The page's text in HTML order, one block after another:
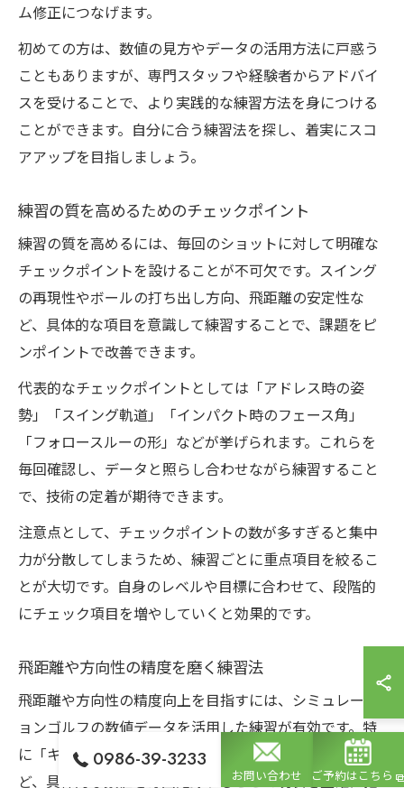
ム修正につなげます。
初めての方は、数値の見方やデータの活用方法に戸惑う
こともありますが、専門スタッフや経験者からアドバイ
スを受けることで、より実践的な練習方法を身につける
ことができます。自分に合う練習法を探し、着実にスコ
アアップを目指しましょう。
練習の質を高めるためのチェックポイント
練習の質を高めるには、毎回のショットに対して明確な
チェックポイントを設けることが不可欠です。スイング
の再現性やボールの打ち出し方向、飛距離の安定性な
ど、具体的な項目を意識して練習することで、課題をピ
ンポイントで改善できます。
代表的なチェックポイントとしては「アドレス時の姿
勢」「スイング軌道」「インパクト時のフェース角」
「フォロースルーの形」などが挙げられます。これらを
毎回確認し、データと照らし合わせながら練習すること
で、技術の定着が期待できます。
注意点として、チェックポイントの数が多すぎると集中
力が分散してしまうため、練習ごとに重点項目を絞るこ
とが大切です。自身のレベルや目標に合わせて、段階的
にチェック項目を増やしていくと効果的です。
飛距離や方向性の精度を磨く練習法
飛距離や方向性の精度向上を目指すには、シミュレーシ
ョンゴルフの数値データを活用した練習が有効です。特
に「キャリー」「トータル飛距離」「左右のブレ幅」な
ど、具体的な数値を毎回記録することで現状を正確に把
0986-39-3233
お問い合わせ ご予約はこちら